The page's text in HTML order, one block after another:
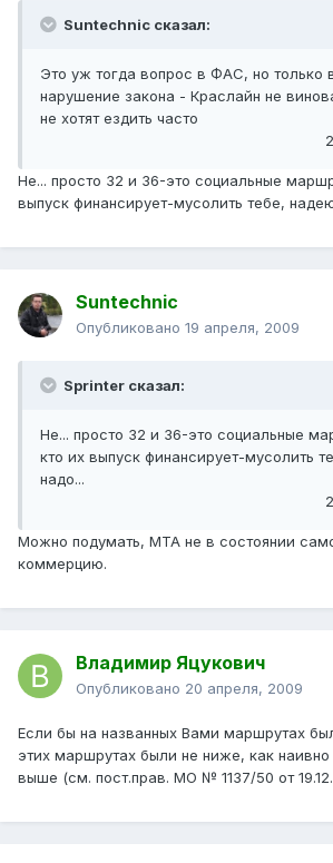
Suntechnic сказал:
Это уж тогда вопрос в ФАС, но только
нарушение закона - Краслайн не
не хотят ездить часто
Не... просто 32 и 36-это социальные
выпуск финансирует-мусолить тебе,
Suntechnic
Опубликовано 19 апреля, 2009
Sprinter сказал:
Не... просто 32 и 36-это социальные
кто их выпуск финансирует-мусолить
надо...
Можно подумать, МТА не в состоянии
коммерцию.
Владимир Яцукович
Опубликовано 20 апреля, 2009
Если бы на названных Вами маршрутах
этих маршрутах были не ниже, как наивно
выше (см. пост.прав. МО № 1137/50 от